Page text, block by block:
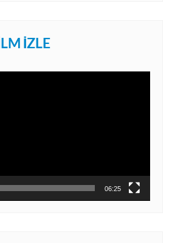
İZLE
06:25